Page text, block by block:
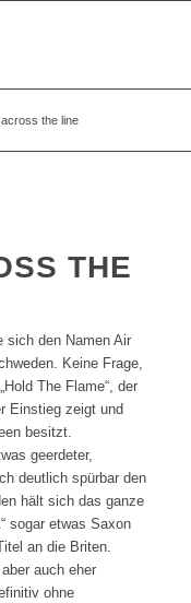
the line
THE
sich den Namen Air
Keine Frage,
The Flame“, der
Einstieg zeigt und
besitzt.
geerdeter,
deutlich spürbar den
hält sich das ganze
sogar etwas Saxon
an die Briten.
auch eher
ohne